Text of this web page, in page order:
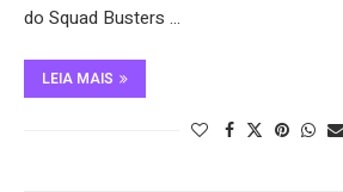
do Squad Busters …
LEIA MAIS